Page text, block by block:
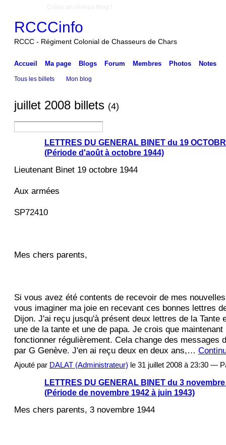
RCCCinfo
RCCC - Régiment Colonial de Chasseurs de Chars
Accueil Ma page Blogs Forum Membres Photos Notes
Tous les billets Mon blog
juillet 2008 billets (4)
LETTRES DU GENERAL BINET du 19
(Période d'août à octobre 1944)
Lieutenant Binet 19 octobre 1944
Aux armées
SP72410
Mes chers parents,
Si vous avez été contents de recevoir de mes
vous imaginer ma joie en recevant ces bonnes lettres
Dijon. J'ai reçu jusqu'à présent deux lettres de la Tante
une de la tante et une de papa. Je crois que
fonctionner régulièrement. Cela change des messages
par G Genève. J'en ai reçu deux en deux ans,…
Ajouté par DALAT (Administrateur) le 31 juillet 2008 à 23:30 —
LETTRES DU GENERAL BINET du 3 novembre
(Période de novembre 1942 à juin 1943)
Mes chers parents, 3 novembre 1944